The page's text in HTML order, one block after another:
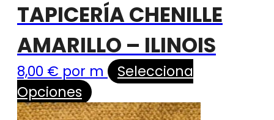
TAPICERÍA CHENILLE
AMARILLO – ILINOIS
8,00 € por m
Selecciona
Opciones